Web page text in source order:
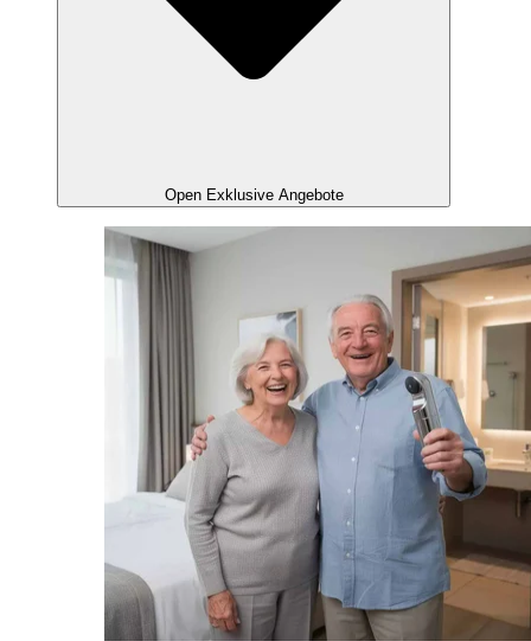
Open Exklusive Angebote